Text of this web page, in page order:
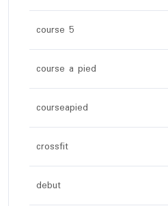
course 5
course a pied
courseapied
crossfit
debut